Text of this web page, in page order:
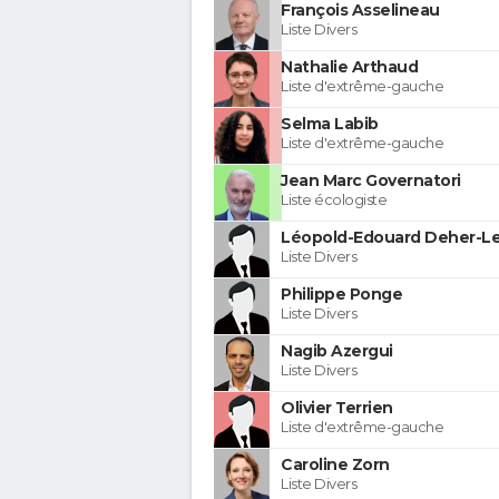
François Asselineau
Liste Divers
Nathalie Arthaud
Liste d'extrême-gauche
Selma Labib
Liste d'extrême-gauche
Jean Marc Governatori
Liste écologiste
Léopold-Edouard Deher-
Liste Divers
Philippe Ponge
Liste Divers
Nagib Azergui
Liste Divers
Olivier Terrien
Liste d'extrême-gauche
Caroline Zorn
Liste Divers